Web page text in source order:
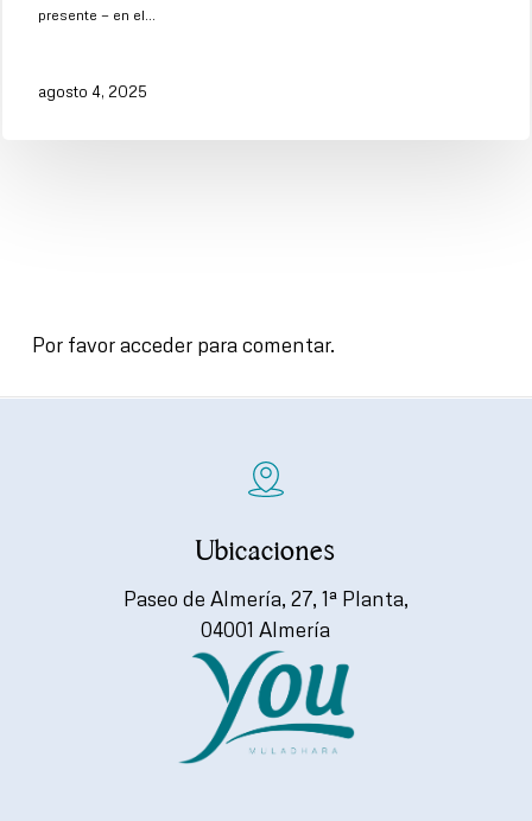
presente — en el…
agosto 4, 2025
Por favor acceder para comentar.
Ubicaciones
Paseo de Almería, 27, 1ª Planta,
04001 Almería